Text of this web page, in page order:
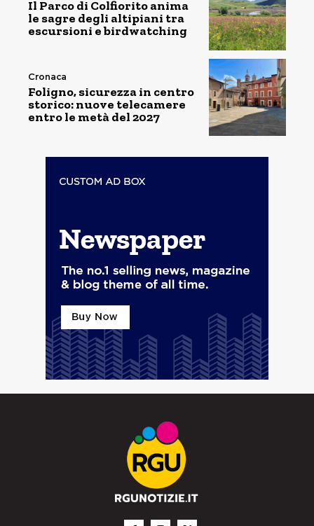
Il Parco di Colfiorito anima
le sagre degli altipiani tra
escursioni e birdwatching
Cronaca
Foligno, sicurezza in centro
storico: nuove telecamere
entro le metà del 2027